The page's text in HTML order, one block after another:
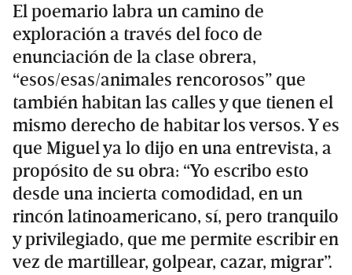
El poemario labra un camino de
exploración a través del foco de
enunciación de la clase obrera,
“esos/esas/animales rencorosos” que
también habitan las calles y que tienen el
mismo derecho de habitar los versos. Y es
que Miguel ya lo dijo en una entrevista, a
propósito de su obra: “Yo escribo esto
desde una incierta comodidad, en un
rincón latinoamericano, sí, pero tranquilo
y privilegiado, que me permite escribir en
vez de martillear, golpear, cazar, migrar”.